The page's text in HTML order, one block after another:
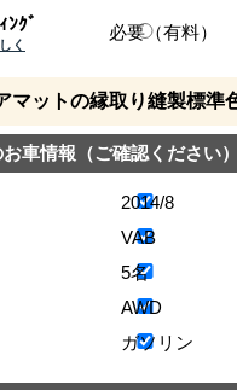
ﾝｸﾞ
く
必要（有料）
マットの縁取り縫製標準
車情報 （ご確認ください）
2014/8
VAB
5名
AWD
ガソリン